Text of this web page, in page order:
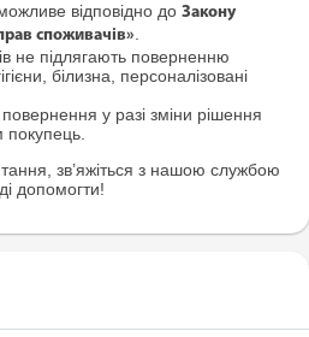
відповідно до Закону
споживачів».
не підлягають поверненню
білизна, персоналізовані
у разі зміни рішення
покупець.
зв’яжіться з нашою службою
допомогти!